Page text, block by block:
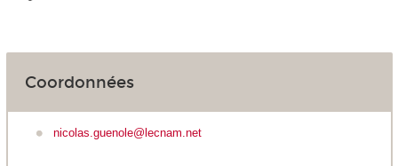
Coordonnées
nicolas.guenole@lecnam.net